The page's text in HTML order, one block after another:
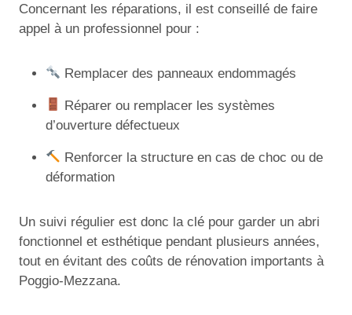
Concernant les réparations, il est conseillé de faire
appel à un professionnel pour :
Remplacer des panneaux endommagés
Réparer ou remplacer les systèmes
d’ouverture défectueux
Renforcer la structure en cas de choc ou de
déformation
Un suivi régulier est donc la clé pour garder un abri
fonctionnel et esthétique pendant plusieurs années,
tout en évitant des coûts de rénovation importants à
Poggio-Mezzana.